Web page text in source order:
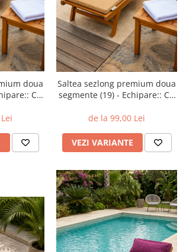
doua
Cu
Saltea sezlong premium doua
segmente (19) - Echipare:: Cu
de la 99,00 Lei
VEZI VARIANTE